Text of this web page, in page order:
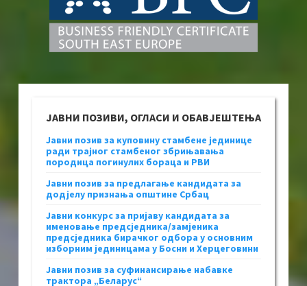
ЈАВНИ ПОЗИВИ, ОГЛАСИ И ОБАВЈЕШТЕЊА
Јавни позив за куповину стамбене јединице
ради трајног стамбеног збрињавања
породица погинулих бораца и РВИ
Јавни позив за предлагање кандидата за
додјелу признања општине Србац
Јавни конкурс за пријаву кандидата за
именовање предсједника/замјеника
предсједника бирачког одбора у основним
изборним јединицама у Босни и Херцеговини
Јавни позив за суфинансирање набавке
трактора „Беларус“